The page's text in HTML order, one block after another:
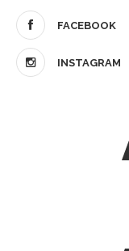
FACEBOOK
INSTAGRAM